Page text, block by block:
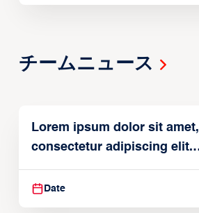
チームニュース
Lorem ipsum dolor sit amet,
consectetur adipiscing elit.
Suspendisse varius enim in
Date